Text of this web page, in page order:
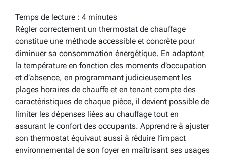
Temps de lecture : 4 minutes
Régler correctement un thermostat de chauffage
constitue une méthode accessible et concrète pour
diminuer sa consommation énergétique. En adaptant
la température en fonction des moments d’occupation
et d’absence, en programmant judicieusement les
plages horaires de chauffe et en tenant compte des
caractéristiques de chaque pièce, il devient possible de
limiter les dépenses liées au chauffage tout en
assurant le confort des occupants. Apprendre à ajuster
son thermostat équivaut aussi à réduire l’impact
environnemental de son foyer en maîtrisant ses usages